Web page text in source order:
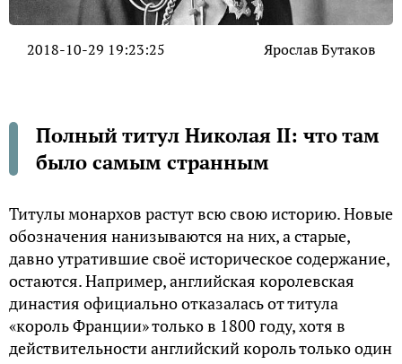
2018-10-29 19:23:25 Ярослав Бутаков
Полный титул Николая II: что там
было самым странным
Титулы монархов растут всю свою историю. Новые
обозначения нанизываются на них, а старые,
давно утратившие своё историческое содержание,
остаются. Например, английская королевская
династия официально отказалась от титула
«король Франции» только в 1800 году, хотя в
действительности английский король только один